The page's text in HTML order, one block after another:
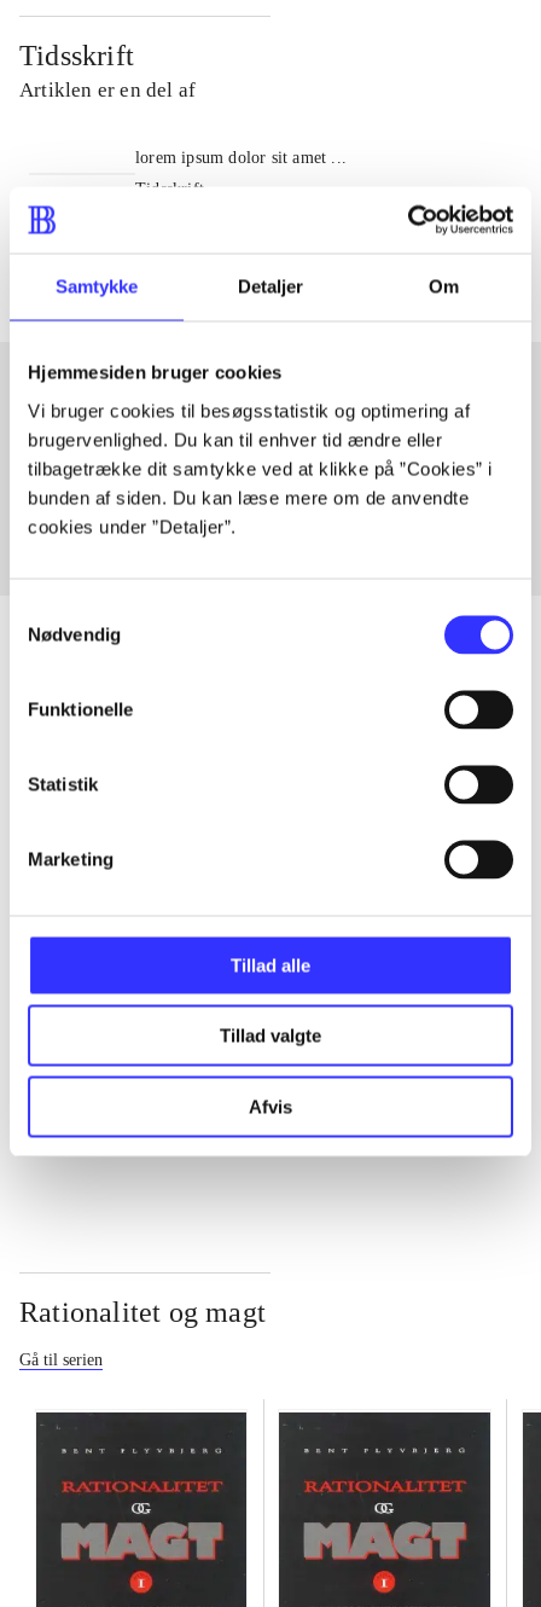
Samtykke Detaljer Om
Hjemmesiden bruger cookies
Vi bruger cookies til besøgsstatistik og optimering af
brugervenlighed. Du kan til enhver tid ændre eller
tilbagetrække dit samtykke ved at klikke på ”Cookies” i
bunden af siden. Du kan læse mere om de anvendte
cookies under ”Detaljer”.
Nødvendig
Funktionelle
Statistik
Marketing
Tillad alle
Tillad valgte
Afvis
Tidsskrift
Artiklen er en del af
lorem ipsum dolor sit amet ...
Tidsskrift
Artiklerne i
Artikler med samme emner
Fra
Artikler
Rationalitet og magt
Gå til serien